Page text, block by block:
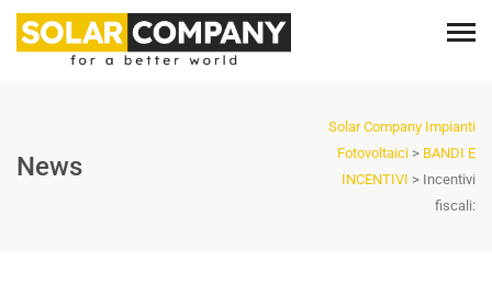
News
Solar Company Impianti
Fotovoltaici > BANDI E
INCENTIVI > Incentivi
fiscali: